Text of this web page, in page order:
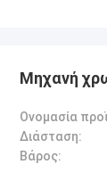
Μηχανή
Διάσταση:
Βάρος: